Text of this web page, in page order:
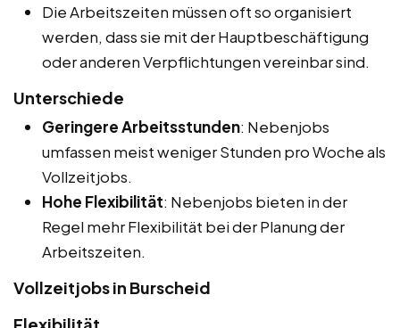
Die Arbeitszeiten müssen oft so organisiert
werden, dass sie mit der Hauptbeschäftigung
oder anderen Verpflichtungen vereinbar sind.
Unterschiede
Geringere Arbeitsstunden: Nebenjobs
umfassen meist weniger Stunden pro Woche als
Vollzeitjobs.
Hohe Flexibilität: Nebenjobs bieten in der
Regel mehr Flexibilität bei der Planung der
Arbeitszeiten.
Vollzeitjobs in Burscheid